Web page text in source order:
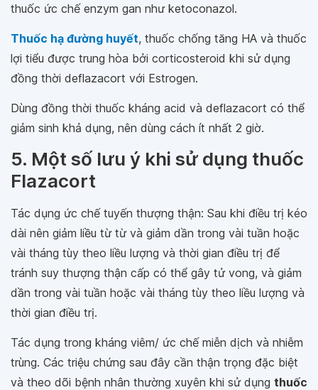
thuốc ức chế enzym gan như ketoconazol.
Thuốc hạ đường huyết, thuốc chống tăng HA và thuốc
lợi tiểu được trung hòa bởi corticosteroid khi sử dụng
đồng thời deflazacort với Estrogen.
Dùng đồng thời thuốc kháng acid và deflazacort có thể
giảm sinh khả dụng, nên dùng cách ít nhất 2 giờ.
5. Một số lưu ý khi sử dụng thuốc
Flazacort
Tác dụng ức chế tuyến thượng thận: Sau khi điều trị kéo
dài nên giảm liều từ từ và giảm dần trong vài tuần hoặc
vài tháng tùy theo liều lượng và thời gian điều trị để
tránh suy thượng thận cấp có thể gây tử vong, và giảm
dần trong vài tuần hoặc vài tháng tùy theo liều lượng và
thời gian điều trị.
Tác dụng trong kháng viêm/ ức chế miễn dịch và nhiễm
trùng. Các triệu chứng sau đây cần thận trọng đặc biệt
và theo dõi bệnh nhân thường xuyên khi sử dụng thuốc